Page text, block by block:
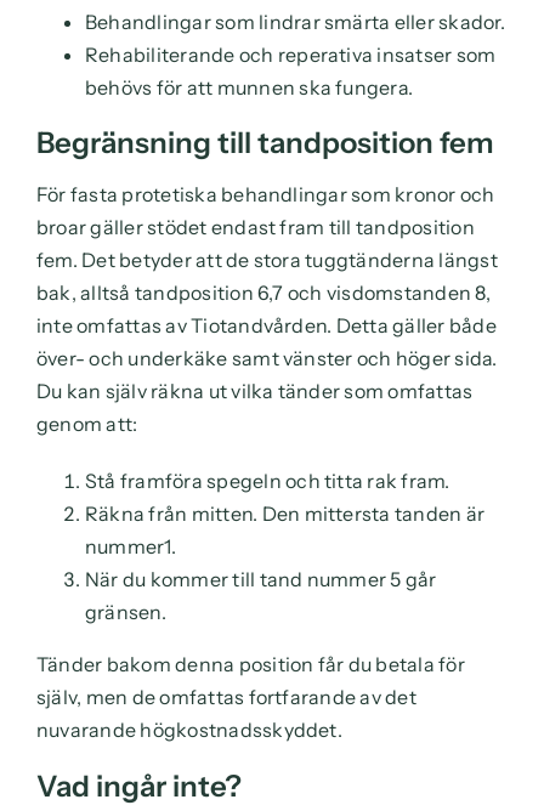
Behandlingar som lindrar smärta eller skador.
Rehabiliterande och reperativa insatser som
behövs för att munnen ska fungera.
Begränsning till tandposition fem
För fasta protetiska behandlingar som kronor och
broar gäller stödet endast fram till tandposition
fem. Det betyder att de stora tuggtänderna längst
bak, alltså tandposition 6,7 och visdomstanden 8,
inte omfattas av Tiotandvården. Detta gäller både
över- och underkäke samt vänster och höger sida.
Du kan själv räkna ut vilka tänder som omfattas
genom att:
Stå framföra spegeln och titta rak fram.
Räkna från mitten. Den mittersta tanden är
nummer1.
När du kommer till tand nummer 5 går
gränsen.
Tänder bakom denna position får du betala för
själv, men de omfattas fortfarande av det
nuvarande högkostnadsskyddet.
Vad ingår inte?